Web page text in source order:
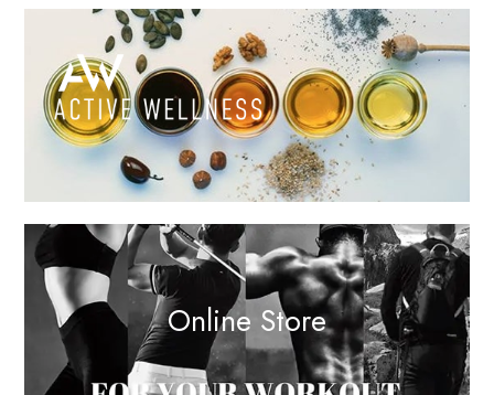
Online Store